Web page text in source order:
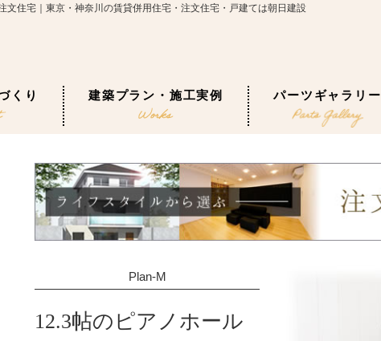
文住宅｜東京・神奈川の賃貸併用住宅・注文住宅・戸建ては朝日建設
くり 建築プラン・施工実例 パーツギャラリー
Plan-M
12.3帖のピアノホール